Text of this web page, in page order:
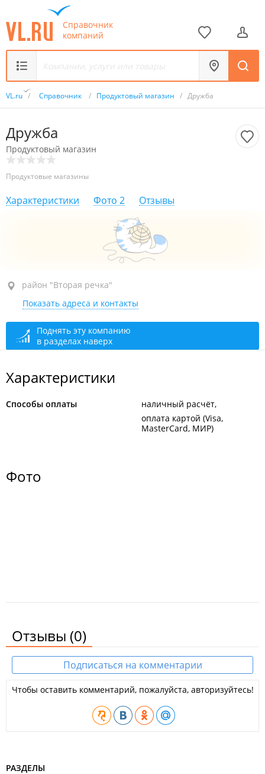
Справочник
компаний
VL.ru / Справочник / Продуктовый магазин / Дружба
Дружба
Продуктовый магазин
Продуктовые магазины
Характеристики Фото 2 Отзывы
район "Вторая речка", ул. Русская, 53В
открыто: 08:00–24:00
район "Вторая речка"
Показать адреса и контакты
Поднять эту компанию
в разделах наверх
Характеристики
Способы оплаты
наличный расчёт
оплата картой (Visa,
MasterCard, МИР)
Фото
Отзывы (0)
Подписаться на комментарии
Чтобы оставить комментарий, пожалуйста, авторизуйтесь!
РАЗДЕЛЫ